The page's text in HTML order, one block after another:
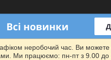
неробочий час. Ви
Ми працюємо: пн-пт з 9.00 до